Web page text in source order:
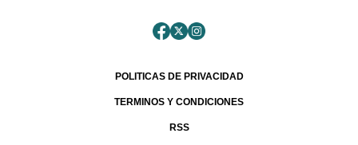
POLITICAS DE PRIVACIDAD
TERMINOS Y CONDICIONES
RSS